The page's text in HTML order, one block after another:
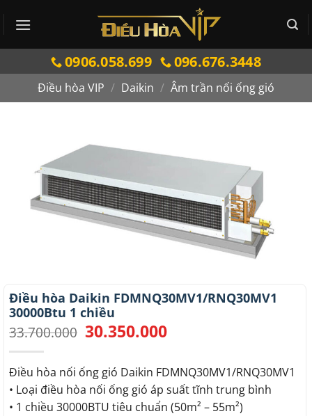
qua
0906.058.699 096.676.3448
Điều hòa VIP / Daikin / Âm trần nối ống gió
Điều hòa Daikin FDMNQ30MV1/RNQ30MV1
30000Btu 1 chiều
33.700.000 Giá
gốc
33.700.000.
30.350.000Giá
là:
30.350.000.
Điều hòa nối ống gió Daikin FDMNQ30MV1/RNQ30MV1
• Loại điều hòa nối ống gió áp suất tĩnh trung bình
• 1 chiều 30000BTU tiêu chuẩn (50m² – 55m²)